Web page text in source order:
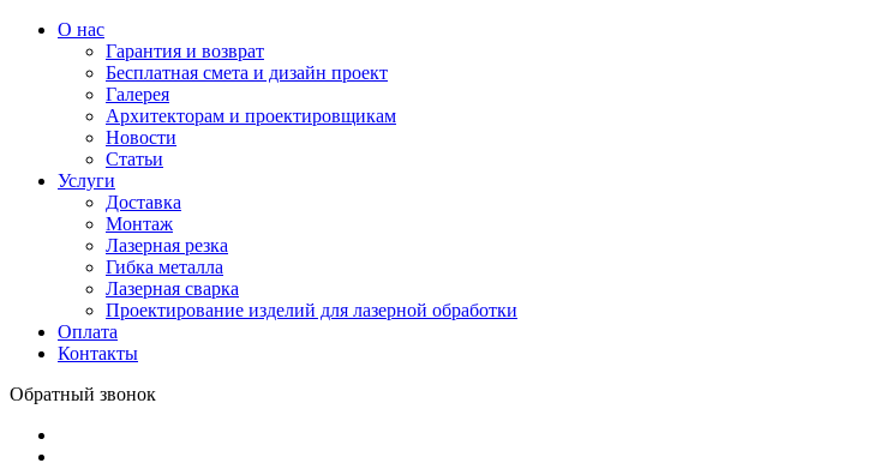
О нас
Гарантия и возврат
Бесплатная смета и дизайн проект
Галерея
Архитекторам и проектировщикам
Новости
Статьи
Услуги
Доставка
Монтаж
Лазерная резка
Гибка металла
Лазерная сварка
Проектирование изделий для лазерной обработки
Оплата
Контакты
Обратный звонок